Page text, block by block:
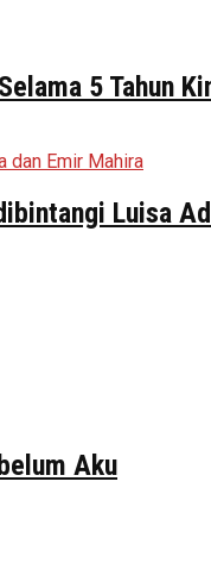
5 Tahun
Luisa
Aku